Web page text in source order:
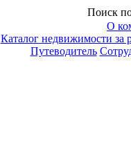
Поиск
О
Каталог недвижимости за
Путеводитель